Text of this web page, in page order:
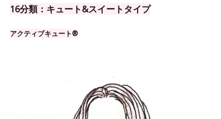
16分類：キュート&スイートタイプ
アクティブキュート®